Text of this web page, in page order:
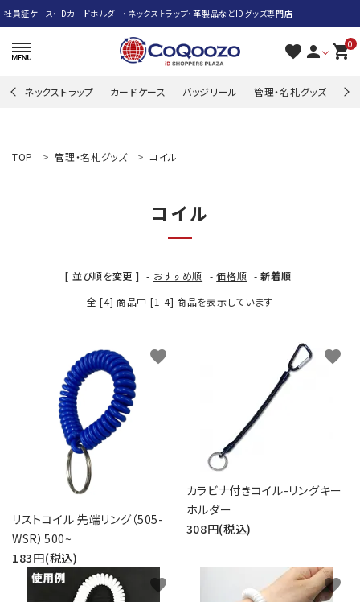
社員証ケース・IDカードホルダー・ネックストラップ・革製品などIDグッズ専門店
favorite person 0
shopping_cart
ネックストラップ カードケース バッジリール 管理・名札グッズ 牛
ネックストラップ
バッジリール
管理・名札グッズ
牛革・合皮
その他
ご利用ガイド
TOP 管理・名札グッズ コイル
コイル
[ 並び順を変更 ] - おすすめ順 -価格順 -新着順
全 [4] 商品中 [1-4] 商品を表示しています
リストコイル 先端リング（505-
WSR）500~
183円(税込)
favorite
カラビナ付きコイル-リングキー
ホルダー
308円(税込)
favorite
favorite favorite